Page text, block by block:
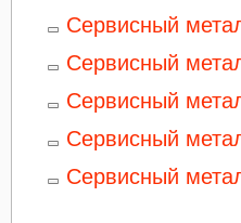
Сервисный
Сервисный
Сервисный
Сервисный
Сервисный